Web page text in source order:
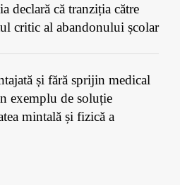
declară că tranziția către
critic al abandonului școlar
și fără sprijin medical
exemplu de soluție
mintală și fizică a